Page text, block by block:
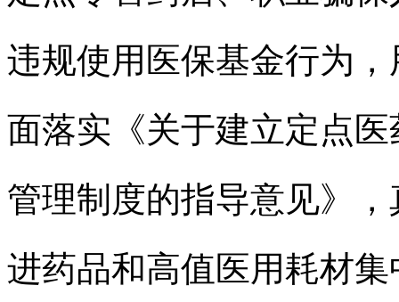
违规使用医保基金行为
面落实《关于建立定点
管理制度的指导意见》
进药品和高值医用耗材